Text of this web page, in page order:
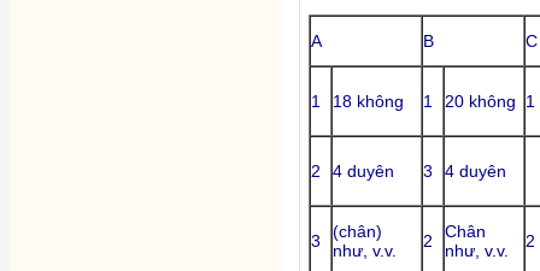
A B C
1 18 không 1 20 không 1
2 4 duyên 3 4 duyên
3
(chân)
như, v.v.
2
Chân
như, v.v.
2